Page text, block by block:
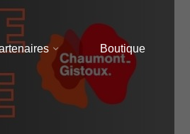
Boutique